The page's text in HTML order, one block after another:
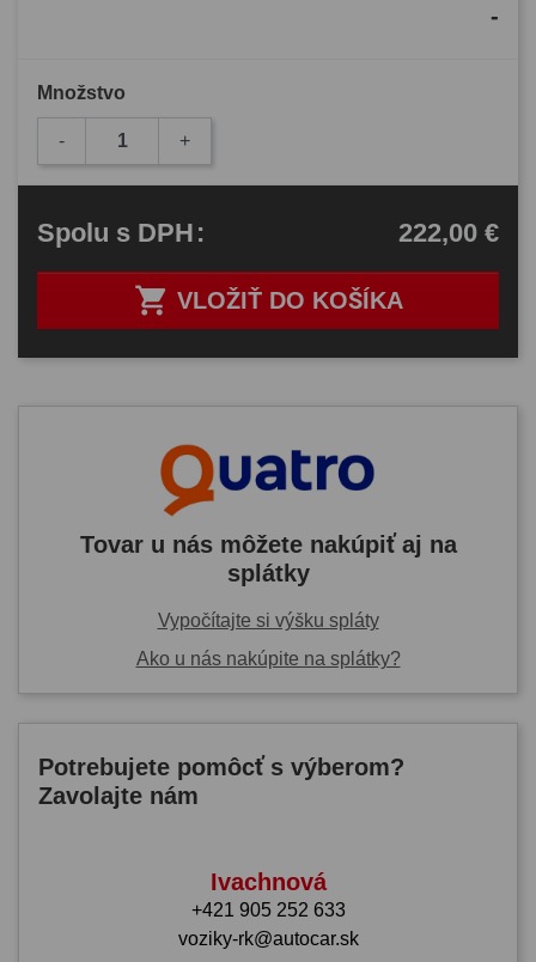
-
Množstvo
- +
 VLOŽIŤ DO KOŠÍKA
Spolu s DPH: 222,00 €
Tovar u nás môžete nakúpiť aj na
splátky
Vypočítajte si výšku spláty
Ako u nás nakúpite na splátky?
Potrebujete pomôcť s výberom?
Zavolajte nám
Ivachnová
+421 905 252 633
voziky-rk@autocar.sk